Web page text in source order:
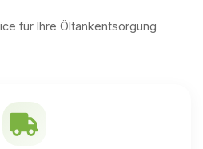
für Ihre Öltankentsorgung